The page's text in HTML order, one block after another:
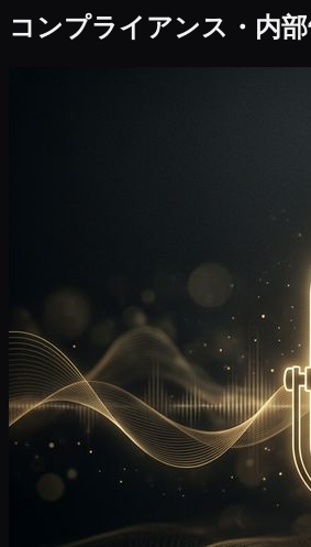
コンプライアンス・内